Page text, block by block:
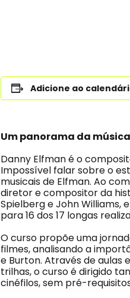
Adicione ao
Um panorama da
Danny Elfman é o
Impossível falar sobre o
musicais de Elfman. Ao
diretor e compositor da
Spielberg e John Williams,
para 16 dos 17 longas
O curso propõe uma
filmes, analisando a
e Burton. Através de aulas
trilhas, o curso é dirigido
cinéfilos, sem pré-